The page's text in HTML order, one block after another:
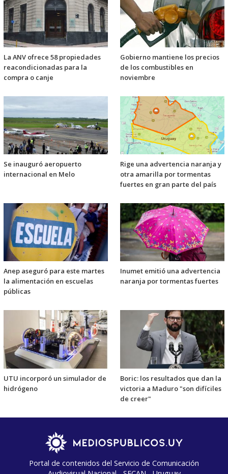
La ANV ofrece 58 propiedades
reacondicionadas para la
compra o canje
Gobierno mantiene los precios
de los combustibles en
noviembre
Se inauguró aeropuerto
internacional en Melo
Rige una advertencia naranja y
otra amarilla por tormentas
fuertes en gran parte del país
Anep aseguró para este martes
la alimentación en escuelas
públicas
Inumet emitió una advertencia
naranja por tormentas fuertes
UTU incorporó un simulador de
hidrógeno
Boric: los resultados que dan la
victoria a Maduro "son difíciles
de creer"
Portal de contenidos del Servicio de Comunicación